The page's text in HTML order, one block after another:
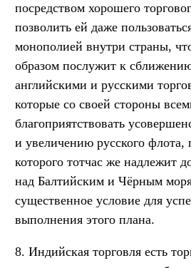
посредством хорошего
позволить ей даже
монополией внутри страны,
образом послужит к
английскими и русскими
которые со своей стороны
благоприятствовать
и увеличению русского
которого тотчас же надлежит
над Балтийским и Чёрным
существенное условие для
выполнения этого плана.
8. Индийская торговля есть